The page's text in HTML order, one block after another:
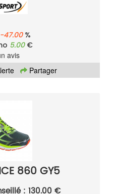
-47.00%
5.00€
avis
Partager
860 GY5
: 130.00 €